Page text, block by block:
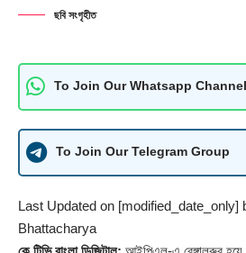
ছবি সংগৃহীত
To Join Our Whatsapp Channel
To Join Our Telegram Group
Last Updated on [modified_date_only]
Bhattacharya